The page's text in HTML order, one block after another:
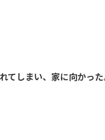
しまい、家に向かった